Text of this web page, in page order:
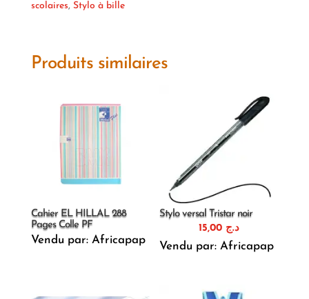
scolaires, Stylo à bille
Produits similaires
Cahier EL HILLAL 288
Pages Colle PF
Vendu par: Africapap
Stylo versal Tristar noir
د.ج 15,00
Vendu par: Africapap